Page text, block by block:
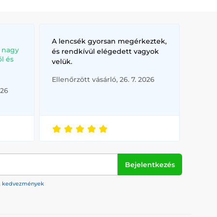
zvýrazní vaši přirozenou barvu očí.
na novou úroveň díky unikátním a nápaditým
chcete upoutat pozornost.
věrně ztvárnit postavu z filmu, seriálu či komiksu.
váš osobní styl a kreativitu. Prozkoumejte naši
svou osobnost.
nagy
és
A lencsék gyorsan megérkeztek,
és rendkívül elégedett vagyok
velük.
Ellenőrzött vásárló, 26. 7. 2026
Bejelentkezés
kedvezmények